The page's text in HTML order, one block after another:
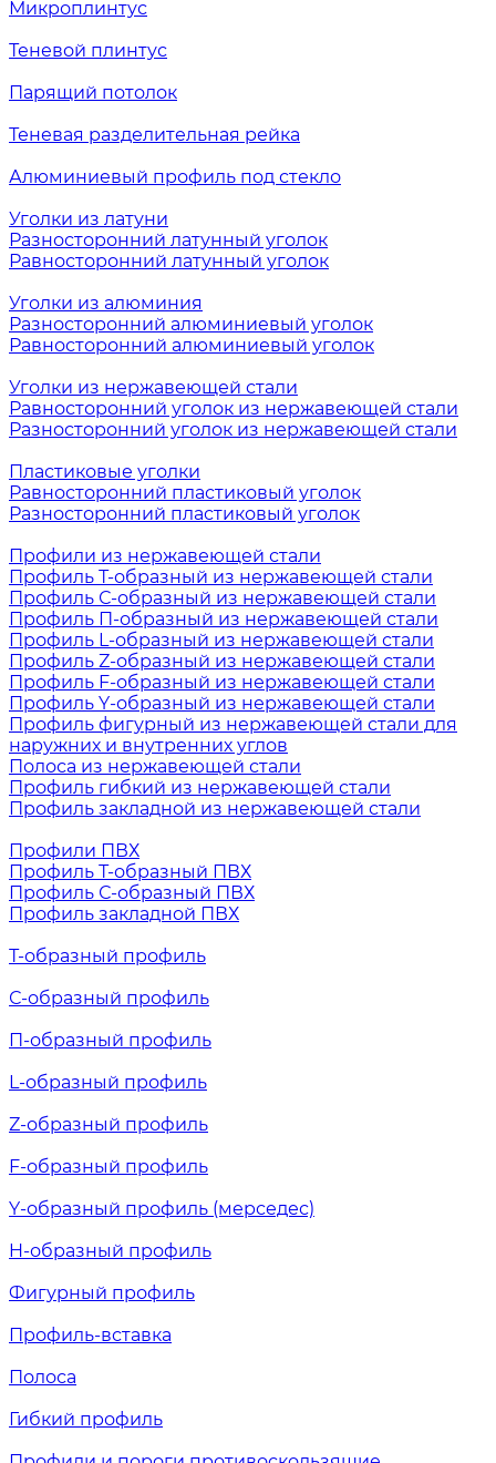
Микроплинтус
Теневой плинтус
Парящий потолок
Теневая разделительная рейка
Алюминиевый профиль под стекло
Уголки из латуни
Разносторонний латунный уголок
Равносторонний латунный уголок
Уголки из алюминия
Разносторонний алюминиевый уголок
Равносторонний алюминиевый уголок
Уголки из нержавеющей стали
Равносторонний уголок из нержавеющей стали
Разносторонний уголок из нержавеющей стали
Пластиковые уголки
Равносторонний пластиковый уголок
Разносторонний пластиковый уголок
Профили из нержавеющей стали
Профиль Т-образный из нержавеющей стали
Профиль С-образный из нержавеющей стали
Профиль П-образный из нержавеющей стали
Профиль L-образный из нержавеющей стали
Профиль Z-образный из нержавеющей стали
Профиль F-образный из нержавеющей стали
Профиль Y-образный из нержавеющей стали
Профиль фигурный из нержавеющей стали для
наружних и внутренних углов
Полоса из нержавеющей стали
Профиль гибкий из нержавеющей стали
Профиль закладной из нержавеющей стали
Профили ПВХ
Профиль Т-образный ПВХ
Профиль С-образный ПВХ
Профиль закладной ПВХ
Т-образный профиль
С-образный профиль
П-образный профиль
L-образный профиль
Z-образный профиль
F-образный профиль
Y-образный профиль (мерседес)
H-образный профиль
Фигурный профиль
Профиль-вставка
Полоса
Гибкий профиль